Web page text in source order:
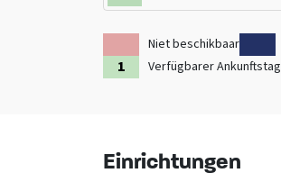
Niet beschikbaar
Verfügbarer Ankunftstag
Einrichtungen